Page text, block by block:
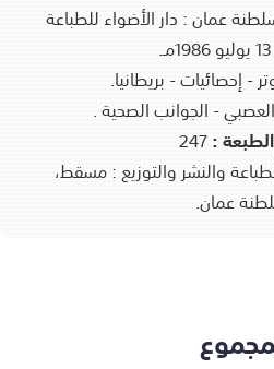
عمان : دار الأضواء للطباعة
- إحصائيات - بريطانيا.
العصبي - الجوانب الصحية .
:
247
والنشر والتوزيع : مسقط،
عمان.